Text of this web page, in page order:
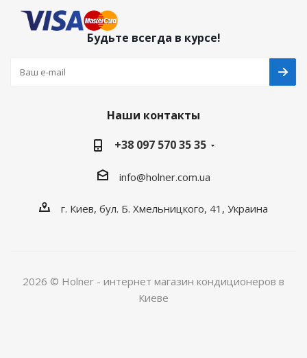
Будьте всегда в курсе!
Наши контакты
+38 097 570 35 35
info@holner.com.ua
г. Киев, бул. Б. Хмельницкого, 41, Украина
2026 © Holner - интернет магазин кондиционеров в
Киеве